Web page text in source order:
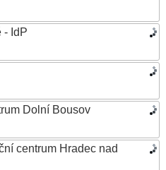
- IdP
Dolní Bousov
centrum Hradec nad